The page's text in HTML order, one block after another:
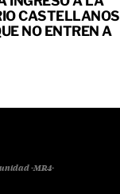
CASTELLANOS
NO ENTREN A
-MR4-